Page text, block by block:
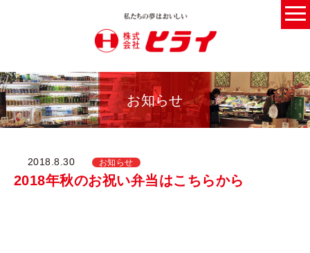
お知らせ
2018.8.30 お知らせ
2018年秋のお祝い弁当はこちらから